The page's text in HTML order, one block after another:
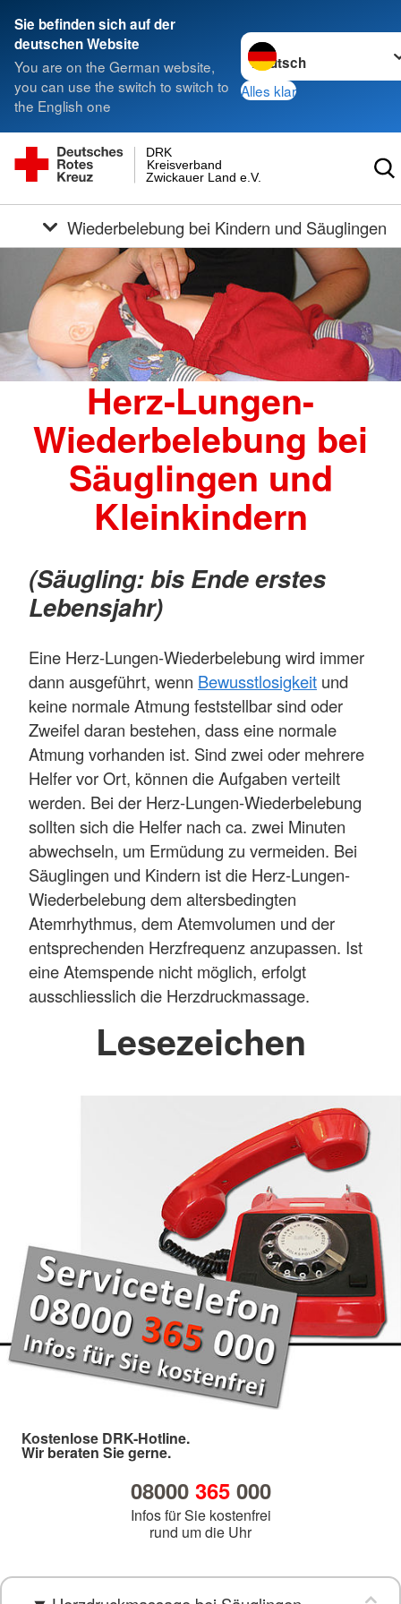
Sie befinden sich auf der
deutschen Website
You are on the German website,
you can use the switch to switch to
the English one
Sprache wechseln zu
Alles klar
Zwickauer Land e.V.
Kreisverband
DRK
Wiederbelebung bei Kindern und Säuglingen
Herz-Lungen-
Wiederbelebung bei
Säuglingen und
Kleinkindern
(Säugling: bis Ende erstes
Lebensjahr)
Eine Herz-Lungen-Wiederbelebung wird immer
dann ausgeführt, wenn Bewusstlosigkeit und
keine normale Atmung feststellbar sind oder
Zweifel daran bestehen, dass eine normale
Atmung vorhanden ist. Sind zwei oder mehrere
Helfer vor Ort, können die Aufgaben verteilt
werden. Bei der Herz-Lungen-Wiederbelebung
sollten sich die Helfer nach ca. zwei Minuten
abwechseln, um Ermüdung zu vermeiden. Bei
Säuglingen und Kindern ist die Herz-Lungen-
Wiederbelebung dem altersbedingten
Atemrhythmus, dem Atemvolumen und der
entsprechenden Herzfrequenz anzupassen. Ist
eine Atemspende nicht möglich, erfolgt
ausschliesslich die Herzdruckmassage.
Lesezeichen
Kostenlose DRK-Hotline.
Wir beraten Sie gerne.
08000 365000
Infos für Sie kostenfrei
rund um die Uhr